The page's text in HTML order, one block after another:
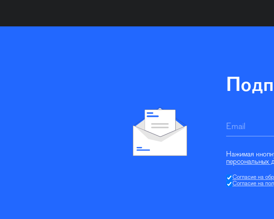
Email
Нажимая
персональных
Согласие на
Согласие на